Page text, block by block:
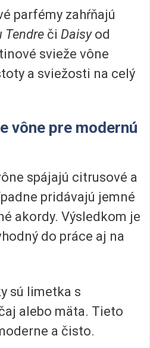
parfémy zahŕňajú
Tendre či Daisyod
svieže vône
a sviežosti na celý
vône pre modernú
spájajú citrusové a
pridávajú jemné
akordy. Výsledkom je
do práce aj na
sú limetka s
alebo mäta. Tieto
a čisto.